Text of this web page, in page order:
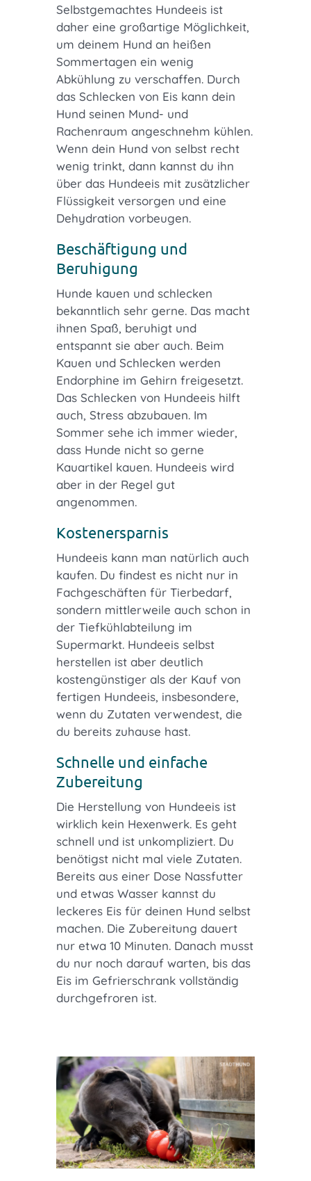
Selbstgemachtes Hundeeis ist
daher eine großartige Möglichkeit,
um deinem Hund an heißen
Sommertagen ein wenig
Abkühlung zu verschaffen. Durch
das Schlecken von Eis kann dein
Hund seinen Mund- und
Rachenraum angeschnehm kühlen.
Wenn dein Hund von selbst recht
wenig trinkt, dann kannst du ihn
über das Hundeeis mit zusätzlicher
Flüssigkeit versorgen und eine
Dehydration vorbeugen.
Beschäftigung und
Beruhigung
Hunde kauen und schlecken
bekanntlich sehr gerne. Das macht
ihnen Spaß, beruhigt und
entspannt sie aber auch. Beim
Kauen und Schlecken werden
Endorphine im Gehirn freigesetzt.
Das Schlecken von Hundeeis hilft
auch, Stress abzubauen. Im
Sommer sehe ich immer wieder,
dass Hunde nicht so gerne
Kauartikel kauen. Hundeeis wird
aber in der Regel gut
angenommen.
Kostenersparnis
Hundeeis kann man natürlich auch
kaufen. Du findest es nicht nur in
Fachgeschäften für Tierbedarf,
sondern mittlerweile auch schon in
der Tiefkühlabteilung im
Supermarkt. Hundeeis selbst
herstellen ist aber deutlich
kostengünstiger als der Kauf von
fertigen Hundeeis, insbesondere,
wenn du Zutaten verwendest, die
du bereits zuhause hast.
Schnelle und einfache
Zubereitung
Die Herstellung von Hundeeis ist
wirklich kein Hexenwerk. Es geht
schnell und ist unkompliziert. Du
benötigst nicht mal viele Zutaten.
Bereits aus einer Dose Nassfutter
und etwas Wasser kannst du
leckeres Eis für deinen Hund selbst
machen. Die Zubereitung dauert
nur etwa 10 Minuten. Danach musst
du nur noch darauf warten, bis das
Eis im Gefrierschrank vollständig
durchgefroren ist.